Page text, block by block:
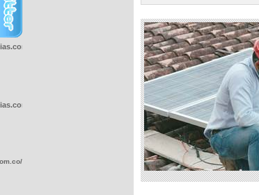
wp-
wp-
wp-